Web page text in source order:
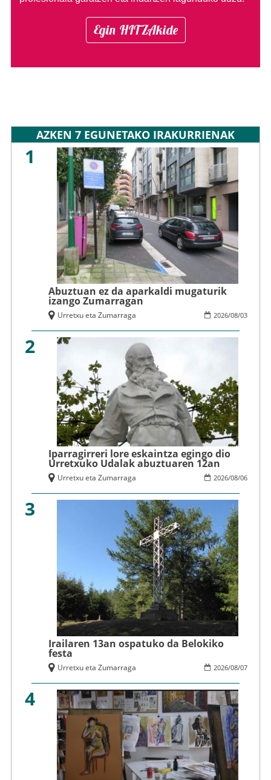
Egin HITZAkide
AZKEN 7 EGUNETAKO IRAKURRIENAK
1
Abuztuan ez da aparkaldi mugaturik
izango Zumarragan
2026/08/03
Urretxu eta Zumarraga
2
Iparragirreri lore eskaintza egingo dio
Urretxuko Udalak abuztuaren 12an
2026/08/06
Urretxu eta Zumarraga
3
Irailaren 13an ospatuko da Belokiko
festa
2026/08/07
Urretxu eta Zumarraga
4